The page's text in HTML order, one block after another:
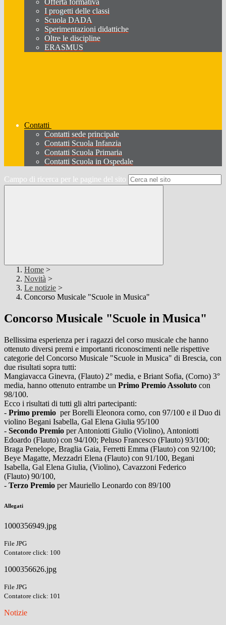
Offerta formativa
I progetti delle classi
Scuola DADA
Sperimentazioni didattiche
Oltre le discipline
ERASMUS
Contatti
Contatti sede principale
Contatti Scuola Infanzia
Contatti Scuola Primaria
Contatti Scuola in Ospedale
Campo di ricerca per le pagine del sito
Home >
Novità >
Le notizie >
Concorso Musicale "Scuole in Musica"
Concorso Musicale "Scuole in Musica"
Bellissima esperienza per i ragazzi del corso musicale che hanno
ottenuto diversi premi e importanti riconoscimenti nelle rispettive
categorie del Concorso Musicale "Scuole in Musica" di Brescia, con
due risultati sopra tutti:
Mangiavacca Ginevra, (Flauto) 2° media, e Briant Sofia, (Corno) 3°
media, hanno ottenuto entrambe un Primo Premio Assoluto con
98/100.
Ecco i risultati di tutti gli altri partecipanti:
- Primo premio per Borelli Eleonora corno, con 97/100 e il Duo di
violino Begani Isabella, Gal Elena Giulia 95/100
- Secondo Premio per Antoniotti Giulio (Violino), Antoniotti
Edoardo (Flauto) con 94/100; Peluso Francesco (Flauto) 93/100;
Braga Penelope, Braglia Gaia, Ferretti Emma (Flauto) con 92/100;
Beye Magatte, Mezzadri Elena (Flauto) con 91/100, Begani
Isabella, Gal Elena Giulia, (Violino), Cavazzoni Federico
(Flauto) 90/100,
- Terzo Premio per Mauriello Leonardo con 89/100
Allegati
1000356949.jpg
File JPG
Contatore click: 100
1000356626.jpg
File JPG
Contatore click: 101
Notizie